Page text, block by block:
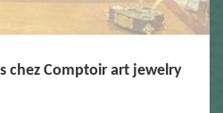
chez Comptoir art jewelry